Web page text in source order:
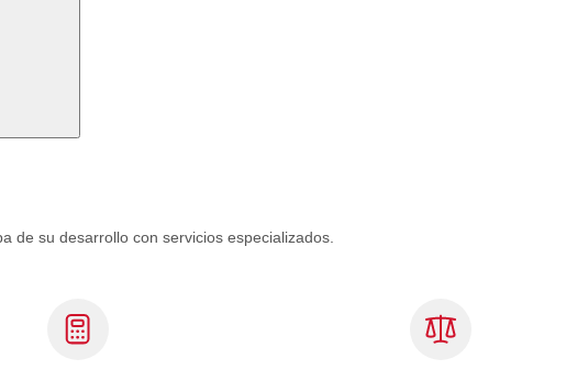
de su desarrollo con servicios especializados.